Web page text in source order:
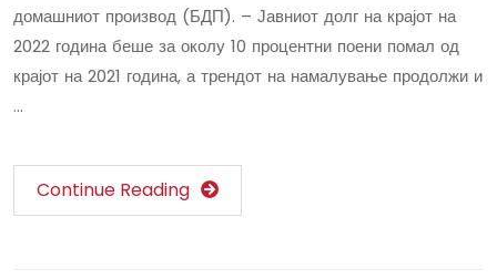
домашниот производ (БДП). – Јавниот долг на крајот на
2022 година беше за околу 10 процентни поени помал од
крајот на 2021 година, а трендот на намалување продолжи и
…
Continue Reading